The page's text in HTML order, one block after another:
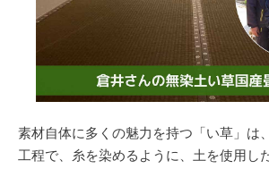
素材自体に多くの魅力を持つ「い草」は
工程で、糸を染めるように、土を使用し